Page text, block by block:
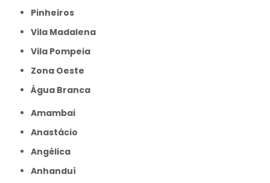
Pinheiros
Vila Madalena
Vila Pompeia
Zona Oeste
Água Branca
Amambai
Anastácio
Angélica
Anhanduí